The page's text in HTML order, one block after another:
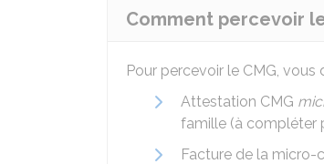
Comment percevoir
Pour percevoir le CMG, vous
Attestation CMG
famille (à compléter
Facture de la